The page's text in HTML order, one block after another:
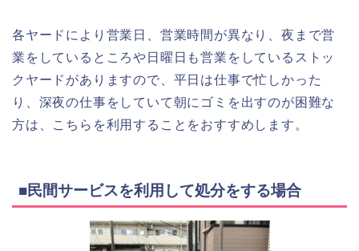
各ヤードにより営業日、営業時間が異なり、夜まで営
業をしているところや日曜日も営業をしているストッ
クヤードがありますので、平日は仕事で忙しかった
り、深夜の仕事をしていて朝にゴミを出すのが困難な
方は、こちらを利用することをおすすめします。
■民間サービスを利用して処分をする場合